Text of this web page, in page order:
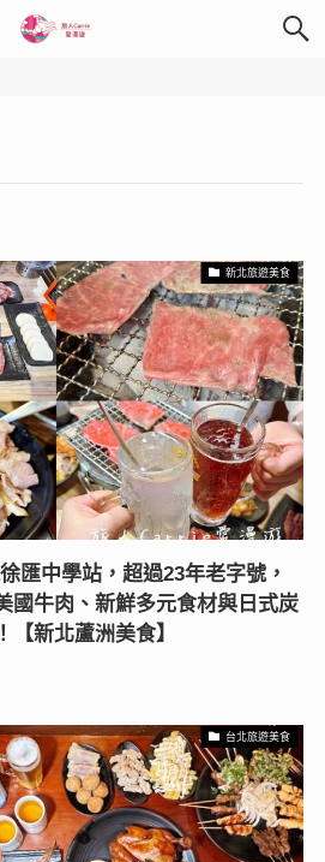
新北旅遊美食
匯中學站，超過23年老字號，
國牛肉、新鮮多元食材與日式炭
【新北蘆洲美食】
台北旅遊美食